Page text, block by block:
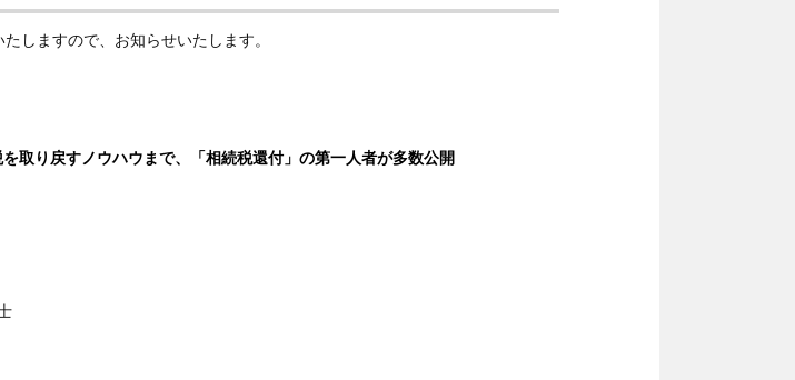
しますので、お知らせいたします。
取り戻すノウハウまで、「相続税還付」の第一人者が多数公開